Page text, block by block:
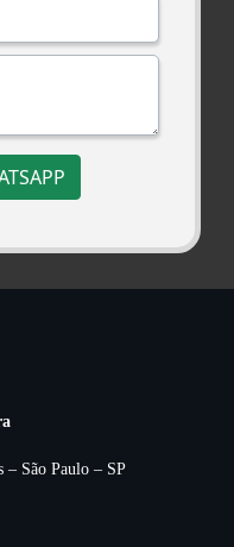
– São Paulo – SP